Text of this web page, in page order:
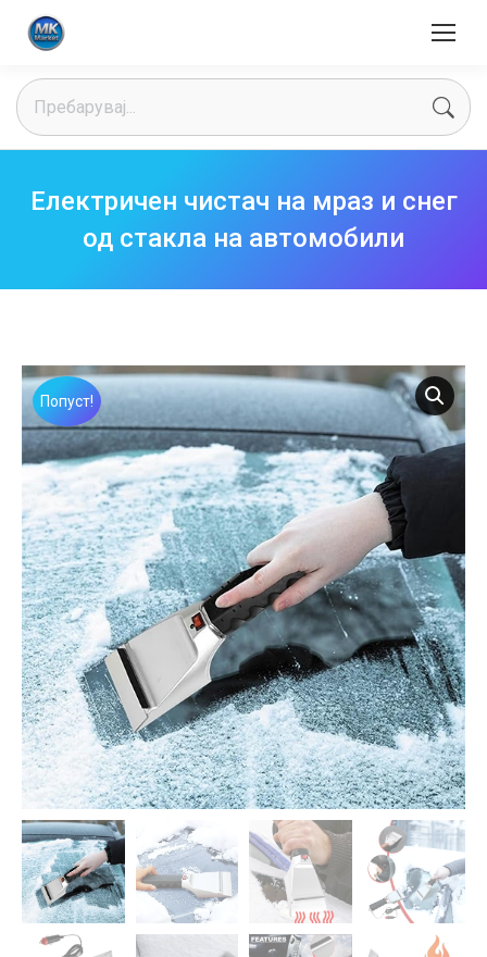
Search:
Електричен чистач на мраз и снег
од стакла на автомобили
Попуст!